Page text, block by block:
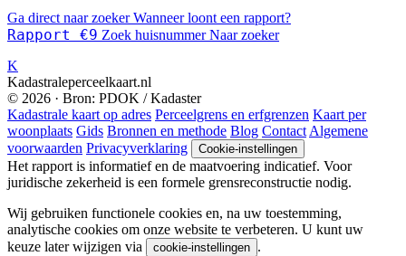
Ga direct naar zoekerWanneer loont een rapport?
Rapport €9 Zoek huisnummer Naar zoeker
K
Kadastraleperceelkaart.nl
© 2026 · Bron: PDOK / Kadaster
Kadastrale kaart op adres Perceelgrens en erfgrenzen Kaart per
woonplaats Gids Bronnen en methode Blog Contact Algemene
voorwaarden Privacyverklaring Cookie-instellingen
Het rapport is informatief en de maatvoering indicatief. Voor
juridische zekerheid is een formele grensreconstructie nodig.
Wij gebruiken functionele cookies en, na uw toestemming,
analytische cookies om onze website te verbeteren. U kunt uw
keuze later wijzigen via
cookie-instellingen .